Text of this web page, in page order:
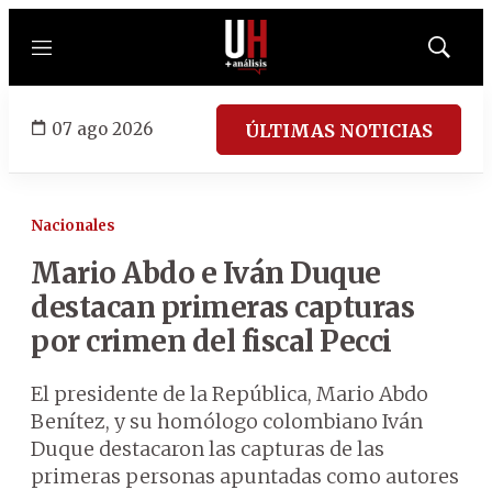
Menú
Mostrar
07 ago 2026 ÚLTIMAS NOTICIAS
Nacionales
Mario Abdo e Iván Duque
destacan primeras capturas
por crimen del fiscal Pecci
El presidente de la República, Mario Abdo
Benítez, y su homólogo colombiano Iván
Duque destacaron las capturas de las
primeras personas apuntadas como autores